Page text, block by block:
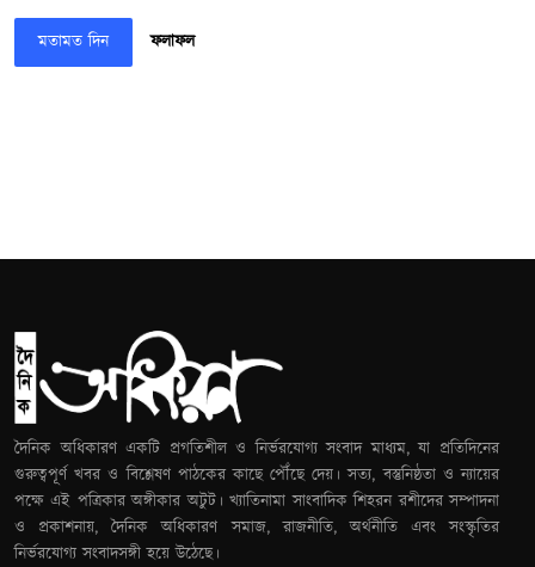
মতামত দিন ফলাফল
দৈনিক অধিকারণ একটি প্রগতিশীল ও নির্ভরযোগ্য সংবাদ মাধ্যম, যা প্রতিদিনের
গুরুত্বপূর্ণ খবর ও বিশ্লেষণ পাঠকের কাছে পৌঁছে দেয়। সত্য, বস্তুনিষ্ঠতা ও ন্যায়ের
পক্ষে এই পত্রিকার অঙ্গীকার অটুট। খ্যাতিনামা সাংবাদিক শিহরন রশীদের সম্পাদনা
ও প্রকাশনায়, দৈনিক অধিকারণ সমাজ, রাজনীতি, অর্থনীতি এবং সংস্কৃতির
নির্ভরযোগ্য সংবাদসঙ্গী হয়ে উঠেছে।